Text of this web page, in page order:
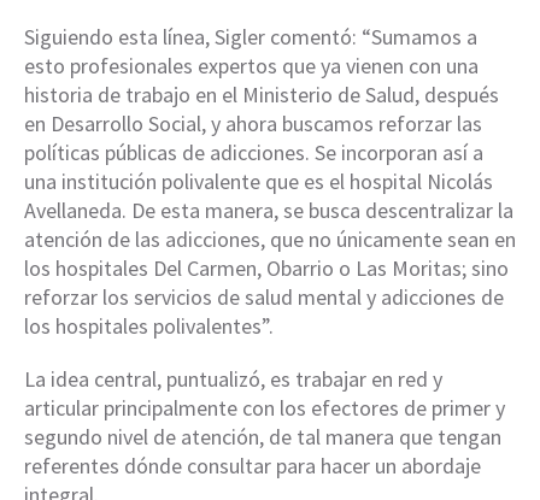
Siguiendo esta línea, Sigler comentó: “Sumamos a
esto profesionales expertos que ya vienen con una
historia de trabajo en el Ministerio de Salud, después
en Desarrollo Social, y ahora buscamos reforzar las
políticas públicas de adicciones. Se incorporan así a
una institución polivalente que es el hospital Nicolás
Avellaneda. De esta manera, se busca descentralizar la
atención de las adicciones, que no únicamente sean en
los hospitales Del Carmen, Obarrio o Las Moritas; sino
reforzar los servicios de salud mental y adicciones de
los hospitales polivalentes”.
La idea central, puntualizó, es trabajar en red y
articular principalmente con los efectores de primer y
segundo nivel de atención, de tal manera que tengan
referentes dónde consultar para hacer un abordaje